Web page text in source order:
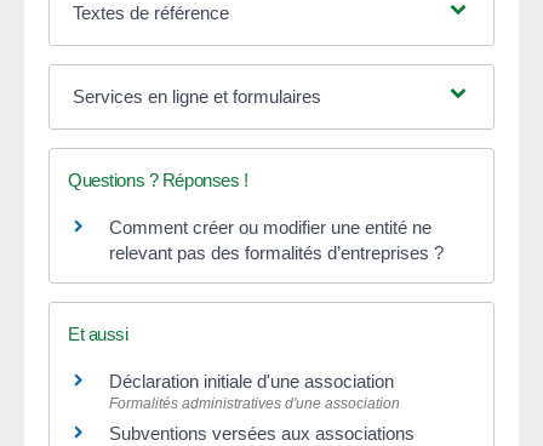
Textes de référence
Services en ligne et formulaires
Questions ? Réponses !
Comment créer ou modifier une entité ne
relevant pas des formalités d’entreprises ?
Et aussi
Déclaration initiale d'une association
Formalités administratives d'une association
Subventions versées aux associations